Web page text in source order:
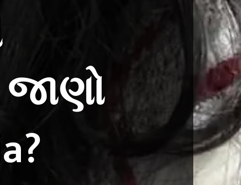
જાણો